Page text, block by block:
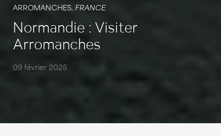
ARROMANCHES, FRANCE
Normandie : Visiter
Arromanches
09 février 2025